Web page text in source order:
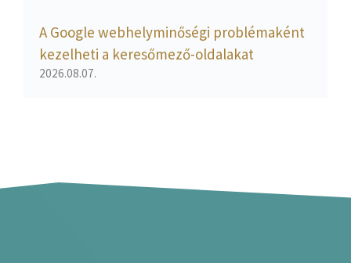
A Google webhelyminőségi problémaként
kezelheti a keresőmező-oldalakat
2026.08.07.